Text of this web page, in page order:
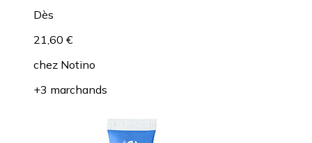
Dès
21,60 €
chez Notino
+3 marchands